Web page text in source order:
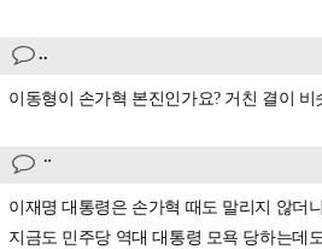
..
이동형이 손가혁 본진인가요? 거친 결이 비
ᆢ
이재명 대통령은 손가혁 때도 말리지 않더니
지금도 민주당 역대 대통령 모욕 당하는데